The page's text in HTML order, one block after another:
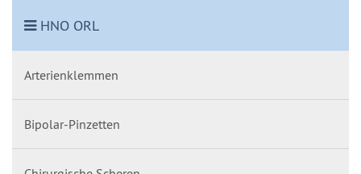
HNO ORL
Arterienklemmen
Bipolar-Pinzetten